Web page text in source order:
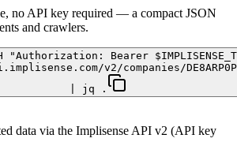
no API key required — a compact JSON
and crawlers.
Bearer
v2/companies/
| jq .
data via the Implisense API v2 (API key